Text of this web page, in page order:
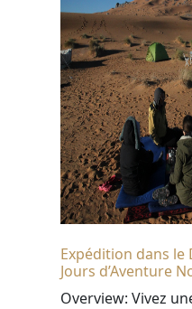
Expédition dans
Jours d’Aventure
Overview: Vivez